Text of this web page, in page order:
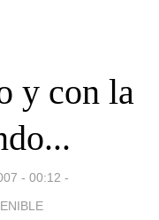
y con la
- 00:12 -